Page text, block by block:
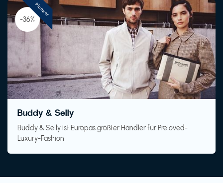
-36%
Buddy & Selly
Buddy & Selly ist Europas größter Händler für Preloved-
Luxury-Fashion
Pioneer